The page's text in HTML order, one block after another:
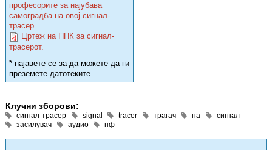
професорите за најубава
самоградба на овој сигнал-
трасер.
Цртеж на ППК за сигнал-
трасерот.
* најавете се за да можете да ги
преземете датотеките
Клучни зборови:
сигнал-трасер signal tracer трагач на
сигнал
засилувач
аудио нф